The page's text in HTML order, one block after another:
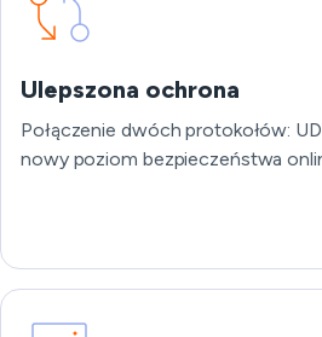
Ulepszona ochrona
Połączenie dwóch protokołów:
nowy poziom bezpieczeństwa